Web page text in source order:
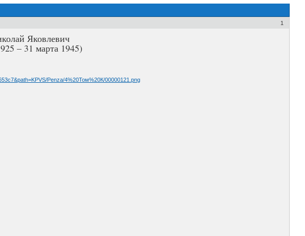
1
Яковлевич
– 31 марта 1945)
Penza/4%20Том%20К/00000121.png